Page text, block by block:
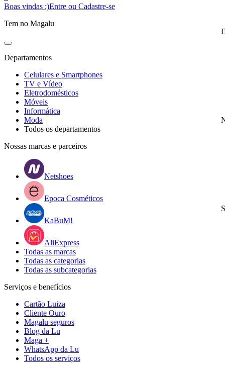
Boas vindas :)Entre ou Cadastre-se
Tem no Magalu
Departamentos
Celulares e Smartphones
TV e Vídeo
Eletrodomésticos
Móveis
Informática
Moda
Todos os departamentos
Nossas marcas e parceiros
Netshoes
Epoca Cosméticos
KaBuM!
AliExpress
Todas as marcas
Todas as categorias
Todas as subcategorias
Serviços e benefícios
Cartão Luiza
Cliente Ouro
Magalu seguros
Blog da Lu
Maga +
WhatsApp da Lu
Todos os serviços